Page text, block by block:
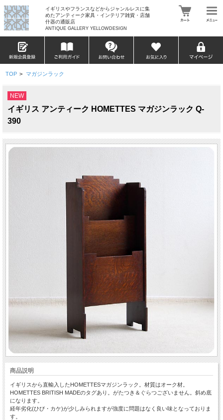
イギリスやフランスなどからジャンルレスに集
めたアンティーク家具・インテリア雑貨・店舗
什器の通販店
ANTIQUE GALLERY YELLOWDESIGN
TOP > マガジンラック
NEW
イギリス アンティーク HOMETTES マガジンラック Q-
390
商品説明
イギリスから直輸入したHOMETTESマガジンラック。材質はオーク材。
HOMETTES BRITISH MADEのタグあり。がたつき＆ぐらつございません。斜め底
になります。
経年劣化(ひび・カケ)が少しみられますが強度に問題はなく良い味となっておりま
す。